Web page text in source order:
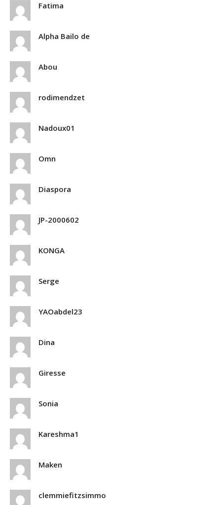
Fatima
Alpha Bailo de
Abou
rodimendzet
Nadoux01
Omn
Diaspora
JP-2000602
KONGA
Serge
YAOabdel23
Dina
Giresse
Sonia
Kareshma1
Maken
clemmiefitzsimmo